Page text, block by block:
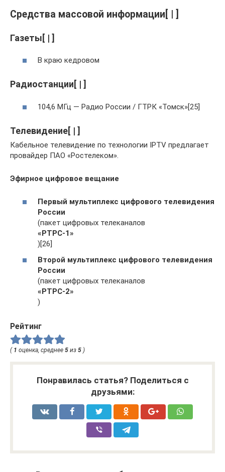
Средства массовой информации[ | ]
Газеты[ | ]
В краю кедровом
Радиостанции[ | ]
104,6 МГц — Радио России / ГТРК «Томск»[25]
Телевидение[ | ]
Кабельное телевидение по технологии IPTV предлагает
провайдер ПАО «Ростелеком».
Эфирное цифровое вещание
Первый мультиплекс цифрового телевидения
России
(пакет цифровых телеканалов
«РТРС-1»
)[26]
Второй мультиплекс цифрового телевидения
России
(пакет цифровых телеканалов
«РТРС-2»
)
Рейтинг
( 1 оценка, среднее 5 из 5 )
Понравилась статья? Поделиться с
друзьями: